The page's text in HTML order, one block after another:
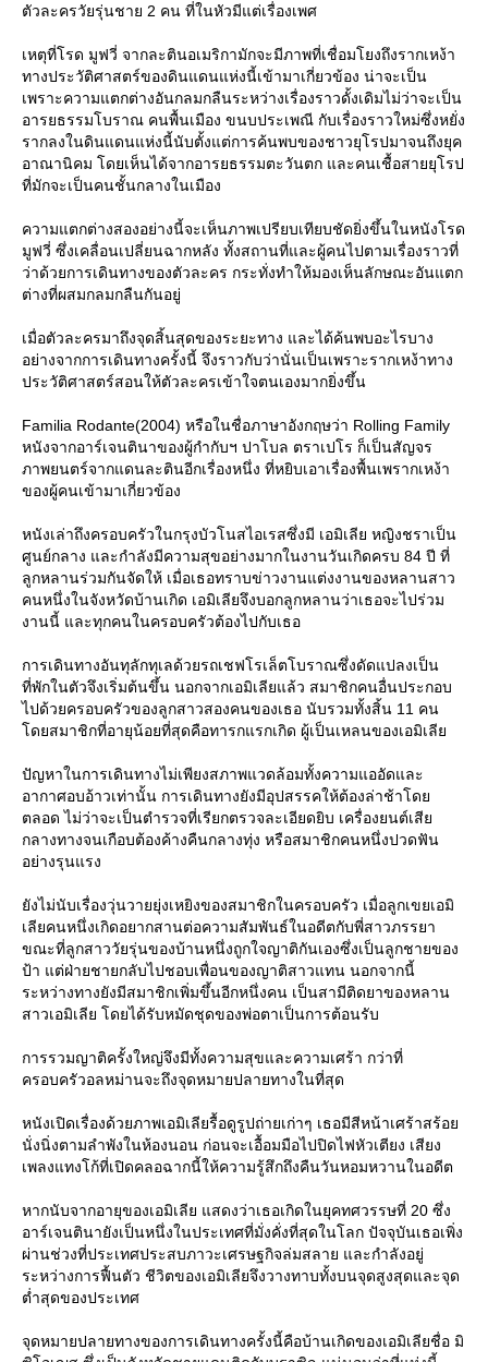
ตัวละครวัยรุ่นชาย 2 คน ที่ในหัวมีแต่เรื่องเพศ
เหตุที่โรด มูฟวี่ จากละตินอเมริกามักจะมีภาพที่เชื่อมโยงถึงรากเหง้า
ทางประวัติศาสตร์ของดินแดนแห่งนี้เข้ามาเกี่ยวข้อง น่าจะเป็น
เพราะความแตกต่างอันกลมกลืนระหว่างเรื่องราวดั้งเดิมไม่ว่าจะเป็น
อารยธรรมโบราณ คนพื้นเมือง ขนบประเพณี กับเรื่องราวใหม่ซึ่งหยั่ง
รากลงในดินแดนแห่งนี้นับตั้งแต่การค้นพบของชาวยุโรปมาจนถึงยุค
อาณานิคม โดยเห็นได้จากอารยธรรมตะวันตก และคนเชื้อสายยุโรป
ที่มักจะเป็นคนชั้นกลางในเมือง
ความแตกต่างสองอย่างนี้จะเห็นภาพเปรียบเทียบชัดยิ่งขึ้นในหนังโรด
มูฟวี่ ซึ่งเคลื่อนเปลี่ยนฉากหลัง ทั้งสถานที่และผู้คนไปตามเรื่องราวที่
ว่าด้วยการเดินทางของตัวละคร กระทั่งทำให้มองเห็นลักษณะอันแตก
ต่างที่ผสมกลมกลืนกันอยู่
เมื่อตัวละครมาถึงจุดสิ้นสุดของระยะทาง และได้ค้นพบอะไรบาง
อย่างจากการเดินทางครั้งนี้ จึงราวกับว่านั่นเป็นเพราะรากเหง้าทาง
ประวัติศาสตร์สอนให้ตัวละครเข้าใจตนเองมากยิ่งขึ้น
Familia Rodante(2004) หรือในชื่อภาษาอังกฤษว่า Rolling Family
หนังจากอาร์เจนตินาของผู้กำกับฯ ปาโบล ตราเปโร ก็เป็นสัญจร
ภาพยนตร์จากแดนละตินอีกเรื่องหนึ่ง ที่หยิบเอาเรื่องพื้นเพรากเหง้า
ของผู้คนเข้ามาเกี่ยวข้อง
หนังเล่าถึงครอบครัวในกรุงบัวโนสไอเรสซึ่งมี เอมิเลีย หญิงชราเป็น
ศูนย์กลาง และกำลังมีความสุขอย่างมากในงานวันเกิดครบ 84 ปี ที่
ลูกหลานร่วมกันจัดให้ เมื่อเธอทราบข่าวงานแต่งงานของหลานสาว
คนหนึ่งในจังหวัดบ้านเกิด เอมิเลียจึงบอกลูกหลานว่าเธอจะไปร่วม
งานนี้ และทุกคนในครอบครัวต้องไปกับเธอ
การเดินทางอันทุลักทุเลด้วยรถเชฟโรเล็ตโบราณซึ่งดัดแปลงเป็น
ที่พักในตัวจึงเริ่มต้นขึ้น นอกจากเอมิเลียแล้ว สมาชิกคนอื่นประกอบ
ไปด้วยครอบครัวของลูกสาวสองคนของเธอ นับรวมทั้งสิ้น 11 คน
ดยสมาชิกที่อายุน้อยที่สุดคือทารกแรกเกิด ผู้เป็นเหลนของเอมิเลี
ปัญหาในการเดินทางไม่เพียงสภาพแวดล้อมทั้งความแออัดและ
อากาศอบอ้าวเท่านั้น การเดินทางยังมีอุปสรรคให้ต้องล่าช้าโด
ตลอด ไม่ว่าจะเป็นตำรวจที่เรียกตรวจละเอียดยิบ เครื่องยนต์เสี
กลางทางจนเกือบต้องค้างคืนกลางทุ่ง หรือสมาชิกคนหนึ่งปวดฟัน
อย่างรุนแรง
ังไม่นับเรื่องวุ่นวายยุ่งเหยิงของสมาชิกในครอบครัว เมื่อลูกเขยเอมิ
เลียคนหนึ่งเกิดอยากสานต่อความสัมพันธ์ในอดีตกับพี่สาวภรรยา
ขณะที่ลูกสาววัยรุ่นของบ้านหนึ่งถูกใจญาติกันเองซึ่งเป็นลูกชายของ
ป้า แต่ฝ่ายชายกลับไปชอบเพื่อนของญาติสาวแทน นอกจากนี้
ระหว่างทางยังมีสมาชิกเพิ่มขึ้นอีกหนึ่งคน เป็นสามีติดยาของหลาน
สาวเอมิเลีย โดยได้รับหมัดชุดของพ่อตาเป็นการต้อนรับ
การรวมญาติครั้งใหญ่จึงมีทั้งความสุขและความเศร้า กว่าที่
ครอบครัวอลหม่านจะถึงจุดหมายปลายทางในที่สุด
หนังเปิดเรื่องด้วยภาพเอมิเลียรื้อดูรูปถ่ายเก่าๆ เธอมีสีหน้าเศร้าสร้อ
นั่งนิ่งตามลำพังในห้องนอน ก่อนจะเอื้อมมือไปปิดไฟหัวเตียง เสียง
เพลงแทงโก้ที่เปิดคลอฉากนี้ให้ความรู้สึกถึงคืนวันหอมหวานในอดีต
หากนับจากอายุของเอมิเลีย แสดงว่าเธอเกิดในยุคทศวรรษที่ 20 ซึ่ง
อาร์เจนตินายังเป็นหนึ่งในประเทศที่มั่งคั่งที่สุดในโลก ปัจจุบันเธอเพิ่ง
ผ่านช่วงที่ประเทศประสบภาวะเศรษฐกิจล่มสลาย และกำลังอยู่
ระหว่างการฟื้นตัว ชีวิตของเอมิเลียจึงวางทาบทั้งบนจุดสูงสุดและจุด
ต่ำสุดของประเทศ
จุดหมายปลายทางของการเดินทางครั้งนี้คือบ้านเกิดของเอมิเลียชื่อ มิ